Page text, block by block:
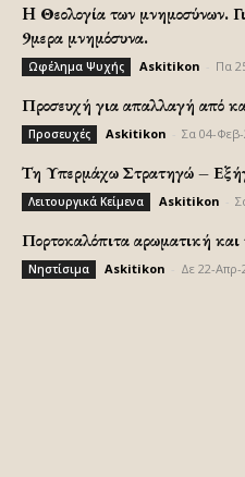
H Θεολογία των μνημοσύνων.
9μερα μνημόσυνα.
Ωφέλημα Ψυχής Askitikon Πα
Προσευχή για απαλλαγή από
Προσευχές Askitikon Σα 04-
Τη Υπερμάχω Στρατηγώ –
Λειτουργικά Κείμενα Askitikon
Πορτοκαλόπιτα αρωματική και
Νηστίσιμα Askitikon Δε 22-Απρ-